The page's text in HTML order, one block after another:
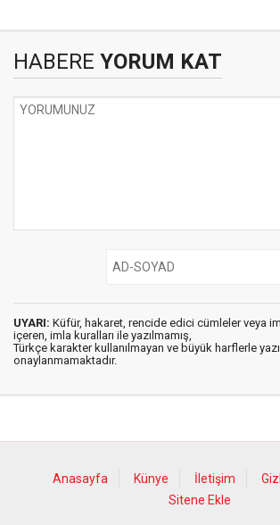
HABERE YORUM KAT
UYARI: Küfür, hakaret, rencide edici cümleler veya
içeren, imla kuralları ile yazılmamış,
Türkçe karakter kullanılmayan ve büyük harflerle
onaylanmamaktadır.
Anasayfa Künye İletişim
Sitene Ekle